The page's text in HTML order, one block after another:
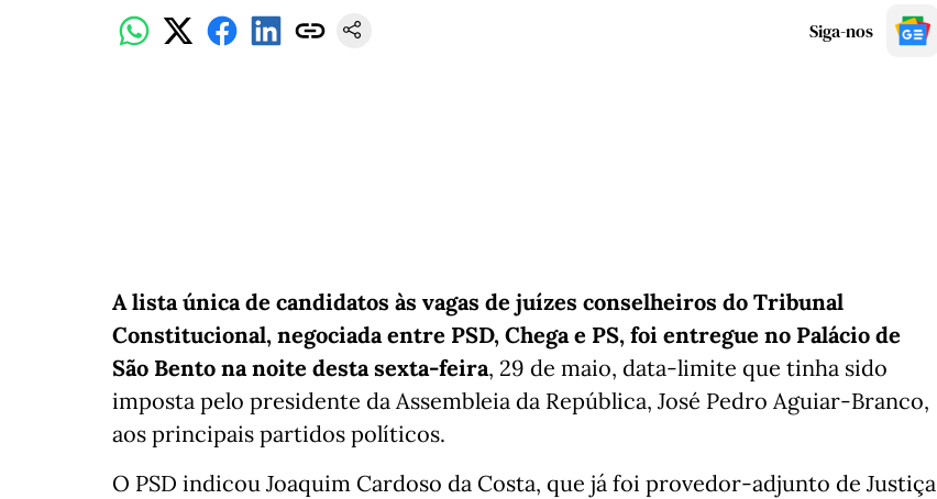
Siga-nos
A lista única de candidatos às vagas de juízes conselheiros do Tribunal
Constitucional, negociada entre PSD, Chega e PS, foi entregue no Palácio de
São Bento na noite desta sexta-feira, 29 de maio, data-limite que tinha sido
imposta pelo presidente da Assembleia da República, José Pedro Aguiar-Branco,
aos principais partidos políticos.
O PSD indicou Joaquim Cardoso da Costa, que já foi provedor-adjunto de Justiça